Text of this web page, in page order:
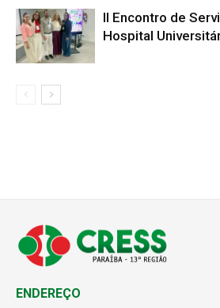
II Encontro de
Hospital
ENDEREÇO